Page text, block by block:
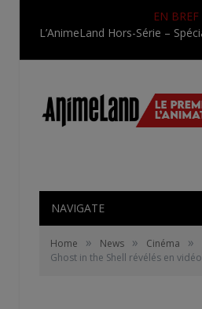
EN BREF
NAVIGATE
Home » News » Cinéma »
Ghost in the Shell révélés en vidéo